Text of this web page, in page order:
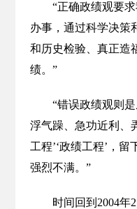
“正确政绩观要
办事，通过科学决策
和历史检验、真正造
绩。”
“错误政绩观则
浮气躁、急功近利、
工程’‘政绩工程’，
强烈不满。”
时间回到2004年